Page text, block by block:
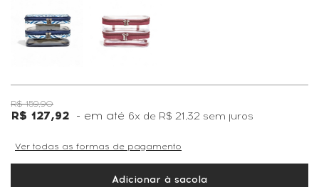
R$ 159,90
R$ 127,92 6x de R$ 21,32 sem juros
Ver todas as formas de pagamento
Adicionar à sacola